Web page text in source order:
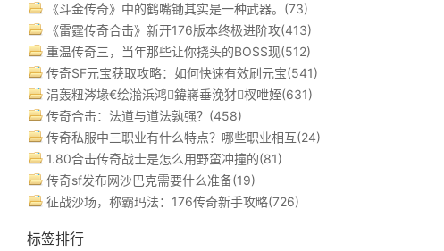
《斗金传奇》中的鹤嘴锄其实是一种武器。(73)
《雷霆传奇合击》新开176版本终极进阶攻(413)
重温传奇三，当年那些让你挠头的BOSS现(512)
传奇SF元宝获取攻略：如何快速有效刷元宝(541)
涓轰粈涔堟€绘湁浜鸿鍏嶈垂浼犲杈呭姪(631)
传奇合击：法道与道法孰强？(458)
传奇私服中三职业有什么特点？哪些职业相互(24)
1.80合击传奇战士是怎么用野蛮冲撞的(81)
传奇sf发布网沙巴克需要什么准备(19)
征战沙场，称霸玛法：176传奇新手攻略(726)
标签排行